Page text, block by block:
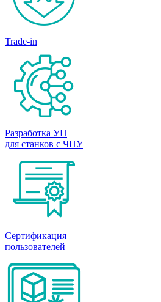
Trade-in
Разработка УП
для станков с ЧПУ
Сертификация
пользователей